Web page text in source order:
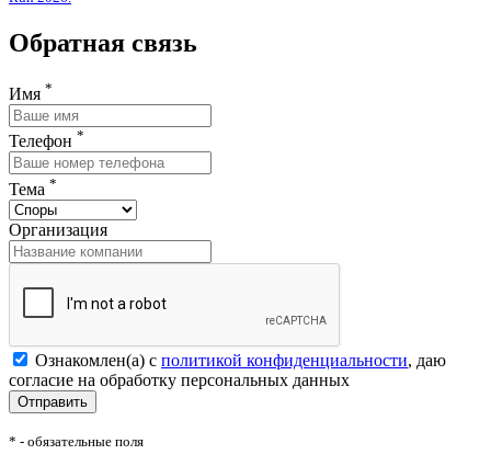
Обратная связь
Имя *
Телефон *
Тема *
Организация
Ознакомлен(а) с политикой конфиденциальности, даю
согласие на обработку персональных данных
Отправить
* - обязательные поля